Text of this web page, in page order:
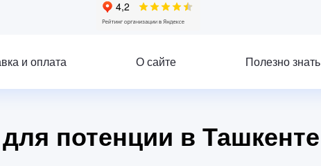
и оплата О сайте Полезно знать
потенции в Ташкенте